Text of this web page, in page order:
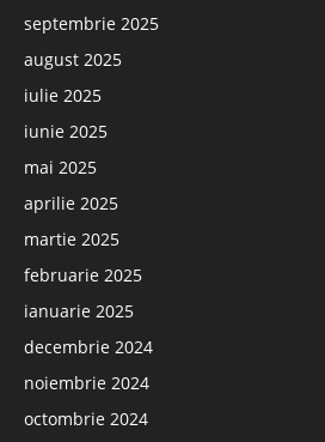
septembrie 2025
august 2025
iulie 2025
iunie 2025
mai 2025
aprilie 2025
martie 2025
februarie 2025
ianuarie 2025
decembrie 2024
noiembrie 2024
octombrie 2024